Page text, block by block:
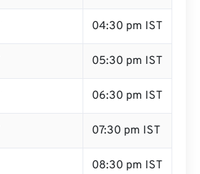
04:30 pm IST
05:30 pm IST
06:30 pm IST
07:30 pm IST
08:30 pm IST